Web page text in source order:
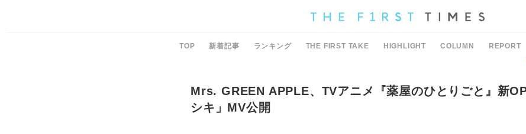
TOP 新着記事 ランキング THE FIRST TAKE HIGHLIGHT COLUMN REPORT
Mrs. GREEN APPLE、TVアニメ『薬屋のひとりごと』新
シキ」MV公開